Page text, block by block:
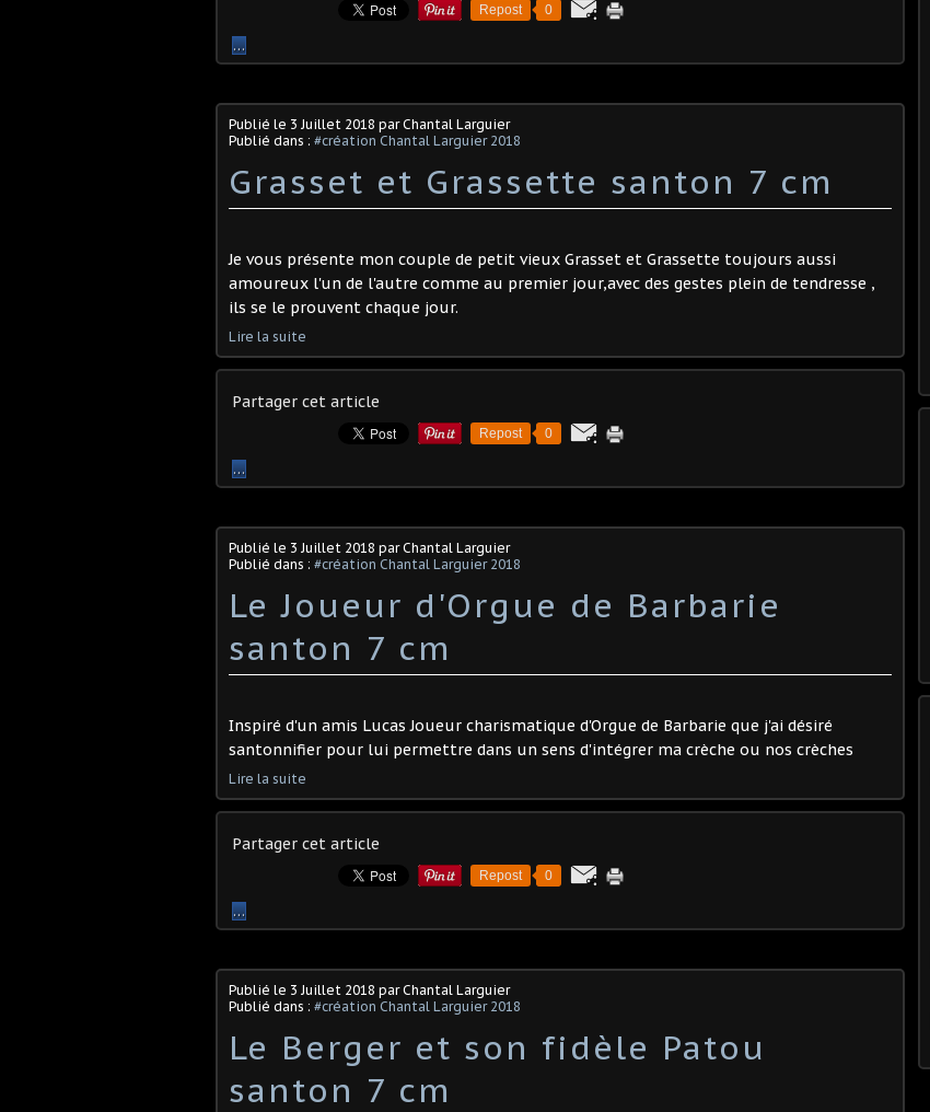
Repost 0
…
Publié le 3 Juillet 2018 par Chantal Larguier
Publié dans : #création Chantal Larguier 2018
Grasset et Grassette santon 7 cm
Je vous présente mon couple de petit vieux Grasset et Grassette toujours aussi
amoureux l'un de l'autre comme au premier jour,avec des gestes plein de tendresse ,
ils se le prouvent chaque jour.
Lire la suite
Partager cet article
Repost 0
…
Publié le 3 Juillet 2018 par Chantal Larguier
Publié dans : #création Chantal Larguier 2018
Le Joueur d'Orgue de Barbarie
santon 7 cm
Inspiré d'un amis Lucas Joueur charismatique d'Orgue de Barbarie que j'ai désiré
santonnifier pour lui permettre dans un sens d'intégrer ma crèche ou nos crèches
Lire la suite
Partager cet article
Repost 0
…
Publié le 3 Juillet 2018 par Chantal Larguier
Publié dans : #création Chantal Larguier 2018
Le Berger et son fidèle Patou
santon 7 cm